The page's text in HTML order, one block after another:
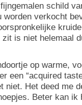
schild
worden verkocht
is niet helemaal
op warme,
een “acquired
Het deed me
Beter kan ik